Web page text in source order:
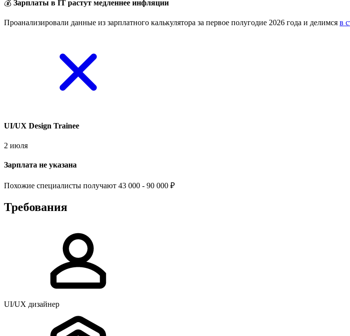
💰 Зарплаты в IT растут медленнее инфляции
Проанализировали данные из зарплатного калькулятора за первое полугодие 2026 года и делимся в
UI/UX Design Trainee
2 июля
Зарплата не указана
Похожие специалисты получают 43 000 - 90 000 ₽
Требования
UI/UX дизайнер